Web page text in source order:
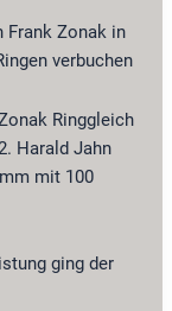
Frank Zonak in
verbuchen
Ringgleich
Harald Jahn
mit 100
ging der